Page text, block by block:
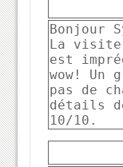
Bonjour
La visite
est
wow! Un
pas de
détails
10/10.